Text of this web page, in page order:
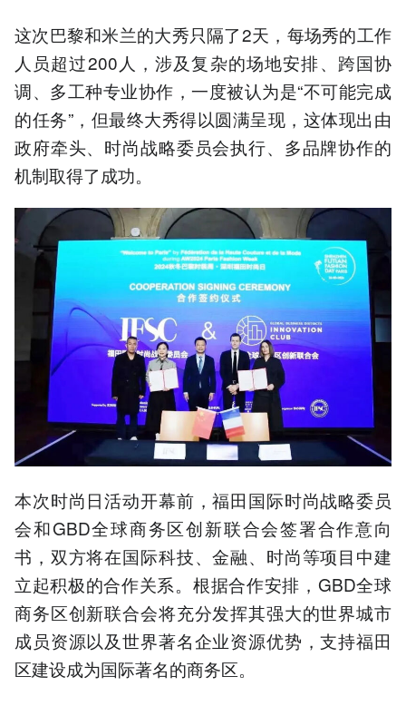
这次巴黎和米兰的大秀只隔了2天，每场秀的工作
人员超过200人，涉及复杂的场地安排、跨国协
调、多工种专业协作，一度被认为是“不可能完成
的任务”，但最终大秀得以圆满呈现，这体现出由
政府牵头、时尚战略委员会执行、多品牌协作的
机制取得了成功。
本次时尚日活动开幕前，福田国际时尚战略委员
会和GBD全球商务区创新联合会签署合作意向
书，双方将在国际科技、金融、时尚等项目中建
立起积极的合作关系。根据合作安排，GBD全球
商务区创新联合会将充分发挥其强大的世界城市
成员资源以及世界著名企业资源优势，支持福田
区建设成为国际著名的商务区。